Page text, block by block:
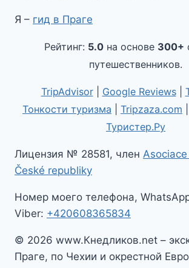
Я – гид в Праге
Рейтинг: 5.0 на основе 300+
путешественников.
TripAdvisor| Google Reviews|
Тонкости туризма
Tripzaza.com
Туристер.Ру
Лицензия № 28581, член
České republiky
Номер моего телефона,
Viber: +420608365834
© 2026 www.Кнедликов.net –
Праге, по Чехии и окрестной